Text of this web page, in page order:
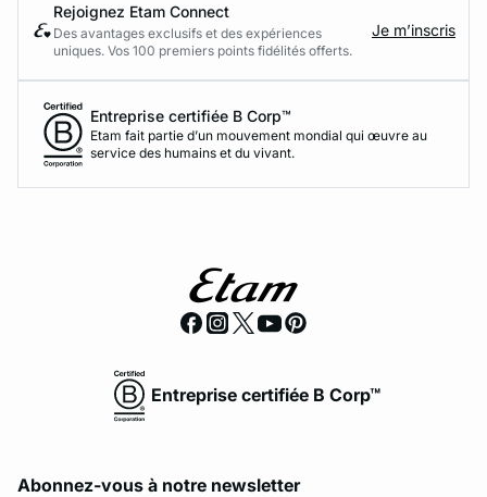
Rejoignez Etam Connect
Des avantages exclusifs et des expériences
uniques. Vos 100 premiers points fidélités offerts.
Je m’inscris
Entreprise certifiée B Corp™
Etam fait partie d’un mouvement mondial qui œuvre au
service des humains et du vivant.
Entreprise certifiée B Corp™
Abonnez-vous à notre newsletter